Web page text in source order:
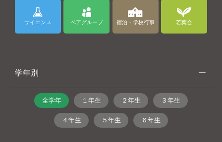
サイエンス ペアグループ 宿泊・学校行事 若葉会
学年別
全学年 １年生 ２年生 ３年生
４年生 ５年生 ６年生